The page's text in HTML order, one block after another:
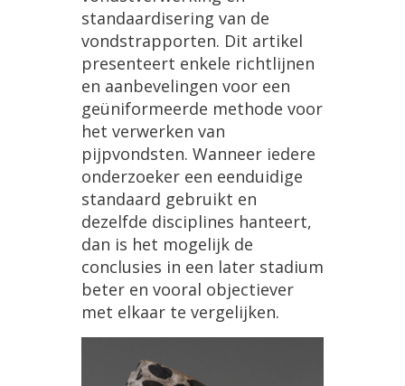
standaardisering van de
vondstrapporten. Dit artikel
presenteert enkele richtlijnen
en aanbevelingen voor een
geüniformeerde methode voor
het verwerken van
pijpvondsten. Wanneer iedere
onderzoeker een eenduidige
standaard gebruikt en
dezelfde disciplines hanteert,
dan is het mogelijk de
conclusies in een later stadium
beter en vooral objectiever
met elkaar te vergelijken.